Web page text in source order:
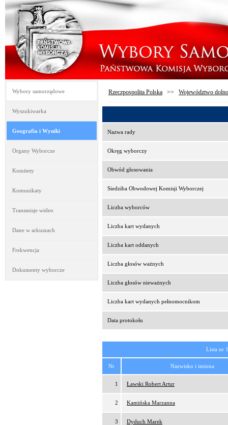
Wybory samorządowe
Wyszukiwarka
Geografia i Wyniki
Organy Wyborcze
Komitety
Komunikaty
Transmisje wideo
Dane w arkuszach
Frekwencja
Dokumenty wyborcze
Rzeczpospolita Polska >> Województwo
Nazwa rady
Okręg wyborczy
Obwód głosowania
Siedziba Obwodowej Komisji Wyborczej
Liczba wyborców
Liczba kart wydanych
Liczba kart oddanych
Liczba głosów ważnych
Liczba głosów nieważnych
Liczba kart wydanych pełnomocnikom
Data protokołu
Lista nr
Nr Nazwisko i imiona
1 Ławski Robert Artur
2 Kamińska Marzanna
3 Dyduch Marek